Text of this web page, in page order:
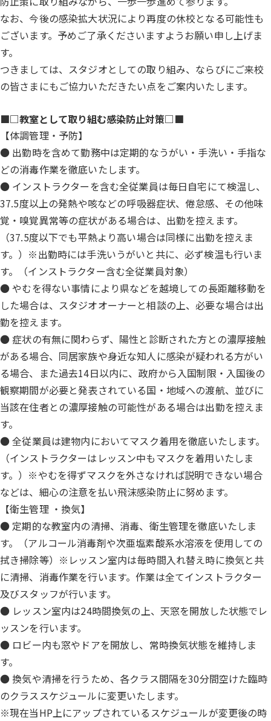
なお、今後の感染拡大状況により再度の休校となる可能性も
ございます。予めご了承くださいますようお願い申し上げま
す。
つきましては、スタジオとしての取り組み、ならびにご来校
の皆さまにもご協力いただきたい点をご案内いたします。
■□教室として取り組む感染防止対策□■
【体調管理・予防】
● 出勤時を含めて勤務中は定期的なうがい・手洗い・手指な
どの消毒作業を徹底いたします。
● インストラクターを含む全従業員は毎日自宅にて検温し、
37.5度以上の発熱や咳などの呼吸器症状、倦怠感、その他味
覚・嗅覚異常等の症状がある場合は、出勤を控えます。
（37.5度以下でも平熱より高い場合は同様に出勤を控えま
す。）※出勤時には手洗いうがいと共に、必ず検温も行いま
す。（インストラクター含む全従業員対象）
● やむを得ない事情により県などを越境しての長距離移動を
した場合は、スタジオオーナーと相談の上、必要な場合は出
勤を控えます。
● 症状の有無に関わらず、陽性と診断された方との濃厚接触
がある場合、同居家族や身近な知人に感染が疑われる方がい
る場合、また過去14日以内に、政府から入国制限・入国後の
観察期間が必要と発表されている国・地域への渡航、並びに
当該在住者との濃厚接触の可能性がある場合は出勤を控えま
す。
● 全従業員は建物内においてマスク着用を徹底いたします。
（インストラクターはレッスン中もマスクを着用いたしま
す。）※やむを得ずマスクを外さなければ説明できない場合
などは、細心の注意を払い飛沫感染防止に努めます。
【衛生管理 ・換気】
● 定期的な教室内の清掃、消毒、衛生管理を徹底いたしま
す。（アルコール消毒剤や次亜塩素酸系水溶液を使用しての
拭き掃除等）※レッスン室内は毎時間入れ替え時に換気と共
に清掃、消毒作業を行います。作業は全てインストラクター
及びスタッフが行います。
● レッスン室内は24時間換気の上、天窓を開放した状態でレ
ッスンを行います。
● ロビー内も窓やドアを開放し、常時換気状態を維持しま
す。
● 換気や清掃を行うため、各クラス間隔を30分間空けた臨時
のクラススケジュールに変更いたします。
※現在当HP上にアップされているスケジュールが変更後の時